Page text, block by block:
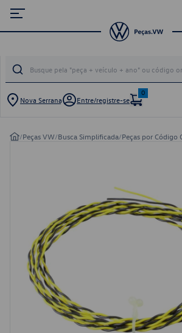
Nova Serrana Entre/registre-se
0
/Peças VW/Busca Simplificada/Peças por Código